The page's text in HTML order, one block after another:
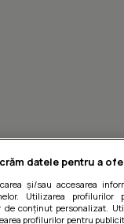
datele pentru a
și/sau accesarea
Utilizarea profilurilor
conținut personalizat.
profilurilor pentru